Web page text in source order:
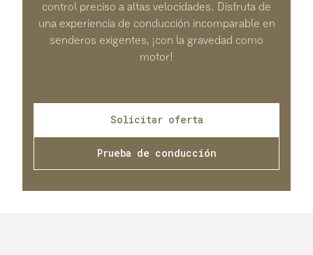
control preciso a altas velocidades. Disfruta de
una experiencia de conducción incomparable en
senderos exigentes, ¡con la gravedad como
motor!
Solicitar oferta
Prueba de conducción